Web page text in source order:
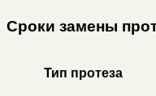
Сроки замены
Тип протеза